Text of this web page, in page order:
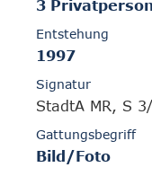
3
Entstehung
1997
Signatur
StadtA MR, S
Gattungsbegriff
Bild/Foto